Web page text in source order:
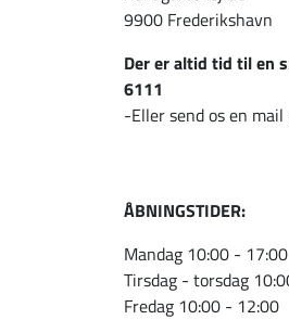
9900 Frederikshavn
Der er altid tid til en
6111
-Eller send os en mail
ÅBNINGSTIDER:
Mandag 10:00 - 17:00
Tirsdag - torsdag
Fredag 10:00 - 12:00